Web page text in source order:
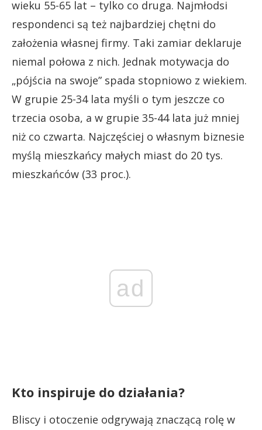
wieku 55-65 lat – tylko co druga. Najmłodsi
respondenci są też najbardziej chętni do
założenia własnej firmy. Taki zamiar deklaruje
niemal połowa z nich. Jednak motywacja do
„pójścia na swoje” spada stopniowo z wiekiem.
W grupie 25-34 lata myśli o tym jeszcze co
trzecia osoba, a w grupie 35-44 lata już mniej
niż co czwarta. Najczęściej o własnym biznesie
myślą mieszkańcy małych miast do 20 tys.
mieszkańców (33 proc.).
ad
Kto inspiruje do działania?
Bliscy i otoczenie odgrywają znaczącą rolę w